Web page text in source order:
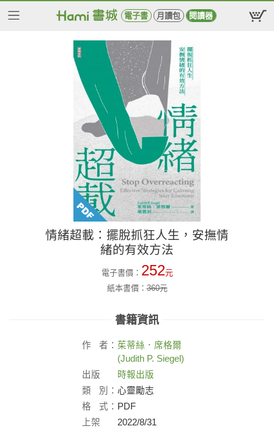
電子書 月讀包 閱讀器
情緒超載：擺脫抓狂人生，安撫情
緒的有效方法
電子書價： 252元
紙本書價：360元
書籍資訊
作 者： 茱蒂絲．席格爾
(Judith P. Siegel)
出版
社：
時報出版
類
別： 心靈勵志
格
式： PDF
上架
2022/8/31